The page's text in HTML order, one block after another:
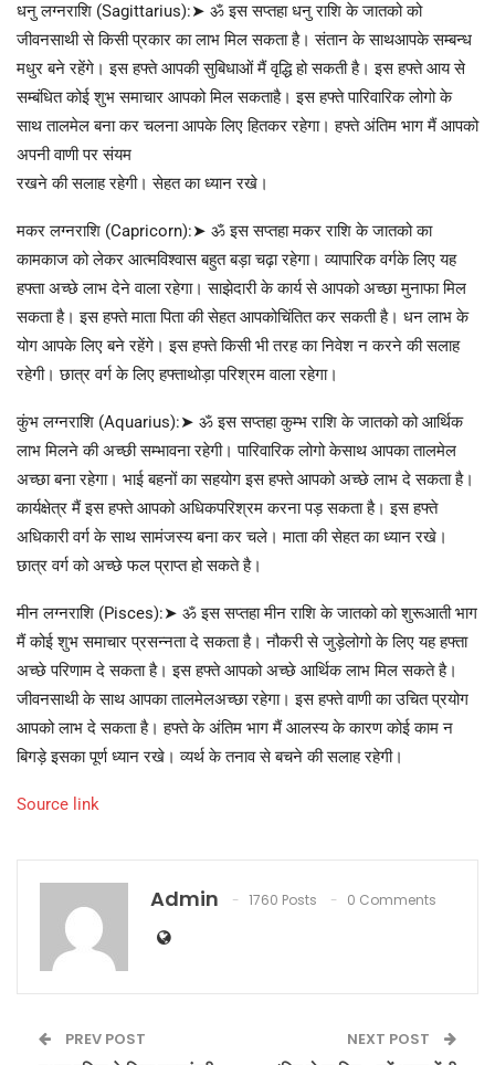
धनु लग्नराशि (Sagittarius):➤ ॐ इस सप्तहा धनु राशि के जातको को
जीवनसाथी से किसी प्रकार का लाभ मिल सकता है। संतान के साथआपके सम्बन्ध
मधुर बने रहेंगे। इस हफ्ते आपकी सुबिधाओं मैं वृद्धि हो सकती है। इस हफ्ते आय से
सम्बंधित कोई शुभ समाचार आपको मिल सकताहै। इस हफ्ते पारिवारिक लोगो के
साथ तालमेल बना कर चलना आपके लिए हितकर रहेगा। हफ्ते अंतिम भाग मैं आपको
अपनी वाणी पर संयम
रखने की सलाह रहेगी। सेहत का ध्यान रखे।
मकर लग्नराशि (Capricorn):➤ ॐ इस सप्तहा मकर राशि के जातको का
कामकाज को लेकर आत्मविश्वास बहुत बड़ा चढ़ा रहेगा। व्यापारिक वर्गके लिए यह
हफ्ता अच्छे लाभ देने वाला रहेगा। साझेदारी के कार्य से आपको अच्छा मुनाफा मिल
सकता है। इस हफ्ते माता पिता की सेहत आपकोचिंतित कर सकती है। धन लाभ के
योग आपके लिए बने रहेंगे। इस हफ्ते किसी भी तरह का निवेश न करने की सलाह
रहेगी। छात्र वर्ग के लिए हफ्ताथोड़ा परिश्रम वाला रहेगा।
कुंभ लग्नराशि (Aquarius):➤ ॐ इस सप्तहा कुम्भ राशि के जातको को आर्थिक
लाभ मिलने की अच्छी सम्भावना रहेगी। पारिवारिक लोगो केसाथ आपका तालमेल
अच्छा बना रहेगा। भाई बहनों का सहयोग इस हफ्ते आपको अच्छे लाभ दे सकता है।
कार्यक्षेत्र मैं इस हफ्ते आपको अधिकपरिश्रम करना पड़ सकता है। इस हफ्ते
अधिकारी वर्ग के साथ सामंजस्य बना कर चले। माता की सेहत का ध्यान रखे।
छात्र वर्ग को अच्छे फल प्राप्त हो सकते है।
मीन लग्नराशि (Pisces):➤ ॐ इस सप्तहा मीन राशि के जातको को शुरूआती भाग
मैं कोई शुभ समाचार प्रसन्नता दे सकता है। नौकरी से जुड़ेलोगो के लिए यह हफ्ता
अच्छे परिणाम दे सकता है। इस हफ्ते आपको अच्छे आर्थिक लाभ मिल सकते है।
जीवनसाथी के साथ आपका तालमेलअच्छा रहेगा। इस हफ्ते वाणी का उचित प्रयोग
आपको लाभ दे सकता है। हफ्ते के अंतिम भाग मैं आलस्य के कारण कोई काम न
बिगड़े इसका पूर्ण ध्यान रखे। व्यर्थ के तनाव से बचने की सलाह रहेगी।
Source link
Admin 1760 Posts 0 Comments
PREV POST NEXT POST